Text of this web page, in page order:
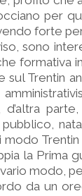
per
forte
sono
formativa
Trentin
d’altra
la Prima
modo,
da un